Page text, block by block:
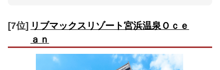
[7位] リブマックスリゾート宮浜温泉Ｏｃｅ
ａｎ